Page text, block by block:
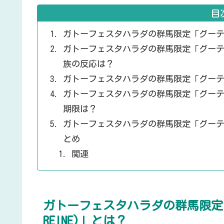
目
ガトーフェスタハラダの群馬限定「グー
ガトーフェスタハラダの群馬限定「グー
族の反応は？
ガトーフェスタハラダの群馬限定「グー
ガトーフェスタハラダの群馬限定「グー
期限は？
ガトーフェスタハラダの群馬限定「グー
とめ
関連
ガトーフェスタハラダの群馬限
REINE)」とは？